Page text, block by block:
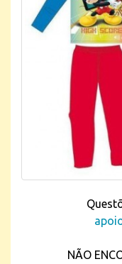
NÃO